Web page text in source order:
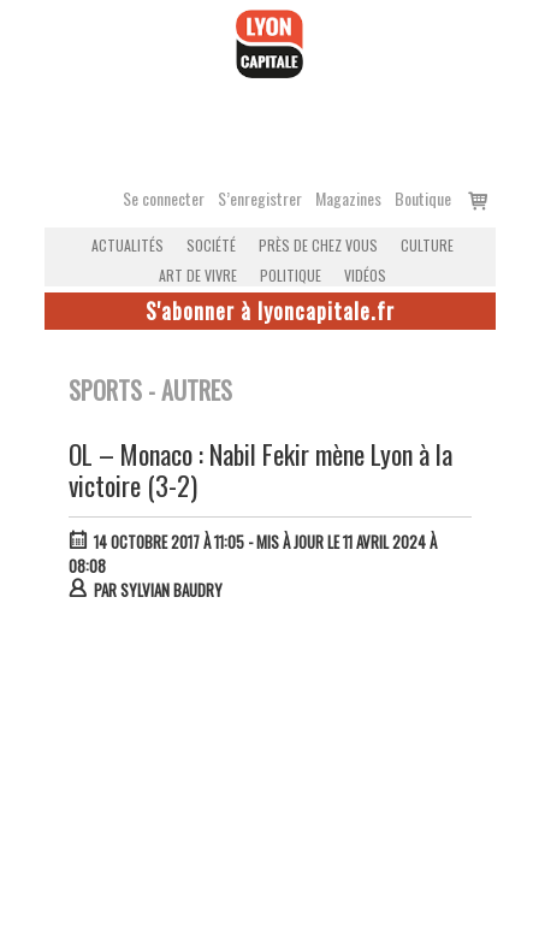
Se connecter S’enregistrer Magazines Boutique
Voir
ACTUALITÉS SOCIÉTÉ PRÈS DE CHEZ VOUS
CULTURE
ART DE VIVRE
POLITIQUE VIDÉOS
S'abonner à lyoncapitale.fr
SPORTS - AUTRES
OL – Monaco : Nabil Fekir mène Lyon à la
victoire (3-2)
14 OCTOBRE 2017 À 11:05- MIS À JOUR LE 11 AVRIL 2024 À
08:08
PARSYLVIAN BAUDRY